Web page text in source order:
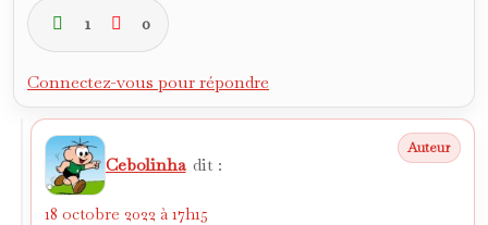
1 0
Connectez-vous pour répondre
Cebolinha dit :
18 octobre 2022 à 17h15